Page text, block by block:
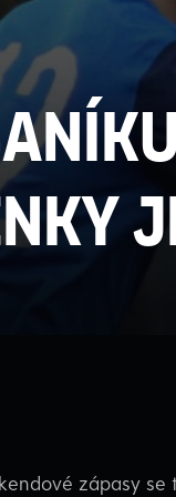
zápasy se